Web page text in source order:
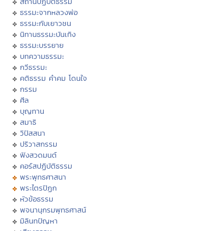
ธรรมะจากหลวงพ่อ
ธรรมะกับเยาวชน
นิทานธรรมะบันเทิง
ธรรมะบรรยาย
บทความธรรมะ
กวีธรรมะ
คติธรรม คำคม โดนใจ
กรรม
ศีล
บุญทาน
สมาธิ
วิปัสสนา
ปริวาสกรรม
ฟังสวดมนต์
คอร์สปฏิบัติธรรม
พระพุทธศาสนา
พระไตรปิฏก
หัวข้อธรรม
พจนานุกรมพุทธศาสน์
มิลินทปัญหา